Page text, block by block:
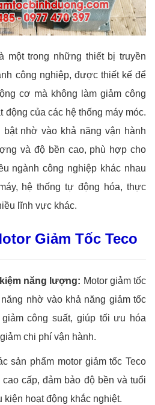
một trong những thiết bị truyền
công nghiệp, được thiết kế để
cơ mà không làm giảm công
động của các hệ thống máy móc.
bật nhờ vào khả năng vận hành
và độ bền cao, phù hợp cho
ngành công nghiệp khác nhau
hệ thống tự động hóa, thực
lĩnh vực khác.
Giảm Tốc Teco
năng lượng: Motor giảm tốc
nhờ vào khả năng giảm tốc
công suất, giúp tối ưu hóa
chi phí vận hành.
sản phẩm motor giảm tốc Teco
cấp, đảm bảo độ bền và tuổi
kiện hoạt động khắc nghiệt.